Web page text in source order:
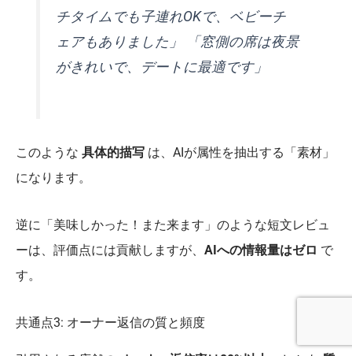
チタイムでも子連れOKで、ベビーチ
ェアもありました」 「窓側の席は夜景
がきれいで、デートに最適です」
このような 具体的描写 は、AIが属性を抽出する「素材」
になります。
逆に「美味しかった！また来ます」のような短文レビュ
ーは、評価点には貢献しますが、 AIへの情報量はゼロ で
す。
共通点3: オーナー返信の質と頻度